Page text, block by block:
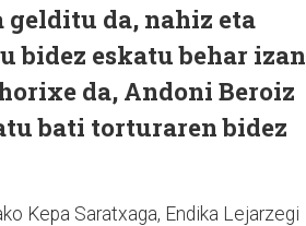
da, nahiz eta
bidez eskatu behar izan
da, Andoni Beroiz
bati torturaren bidez
Kepa Saratxaga, Endika Lejarzegi